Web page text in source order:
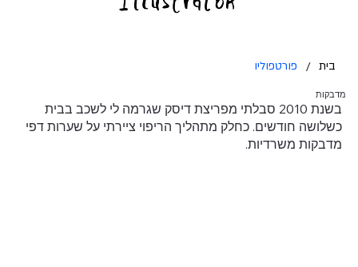
בית / פורטפוליו
מדבקות
בשנת 2010 סבלתי מפריצת דיסק שגרמה לי לשכב בבית
כשלושה חודשים. כחלק מתהליך הריפוי ציירתי על שערות דפי
מדבקות משרדיות.